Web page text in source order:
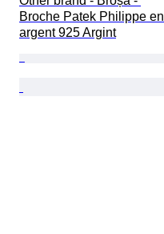
Broche Patek Philippe en
argent 925 Argint